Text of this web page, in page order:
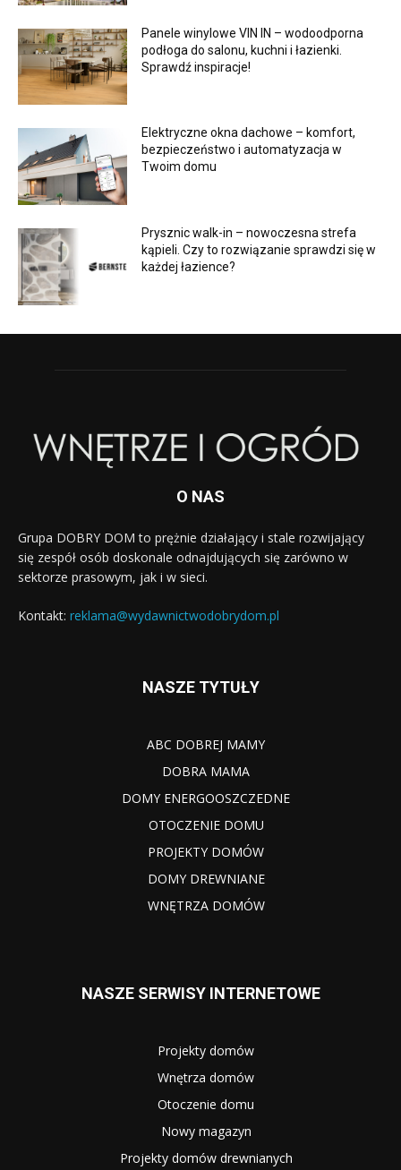
Panele winylowe VIN IN – wodoodporna
podłoga do salonu, kuchni i łazienki.
Sprawdź inspiracje!
Elektryczne okna dachowe – komfort,
bezpieczeństwo i automatyzacja w
Twoim domu
Prysznic walk-in – nowoczesna strefa
kąpieli. Czy to rozwiązanie sprawdzi się w
każdej łazience?
O NAS
Grupa DOBRY DOM to prężnie działający i stale rozwijający
się zespół osób doskonale odnajdujących się zarówno w
sektorze prasowym, jak i w sieci.
Kontakt: reklama@wydawnictwodobrydom.pl
NASZE TYTUŁY
ABC DOBREJ MAMY
DOBRA MAMA
DOMY ENERGOOSZCZEDNE
OTOCZENIE DOMU
PROJEKTY DOMÓW
DOMY DREWNIANE
WNĘTRZA DOMÓW
NASZE SERWISY INTERNETOWE
Projekty domów
Wnętrza domów
Otoczenie domu
Nowy magazyn
Projekty domów drewnianych